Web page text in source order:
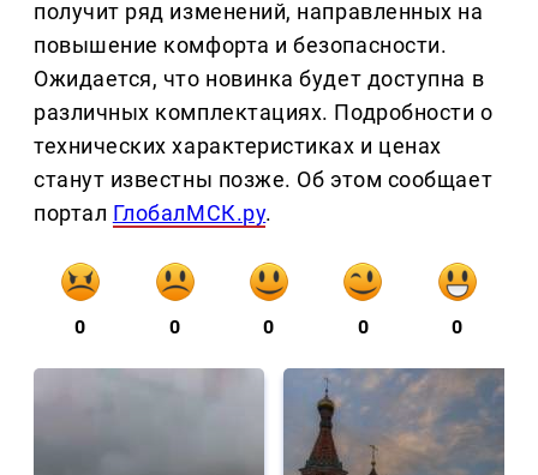
получит ряд изменений, направленных на
повышение комфорта и безопасности.
Ожидается, что новинка будет доступна в
различных комплектациях. Подробности о
технических характеристиках и ценах
станут известны позже. Об этом сообщает
портал ГлобалМСК.ру.
0 0 0 0 0